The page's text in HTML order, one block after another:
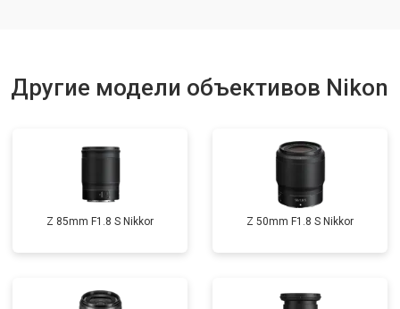
Другие модели объективов Nikon
Z 85mm F1.8 S Nikkor Z 50mm F1.8 S Nikkor